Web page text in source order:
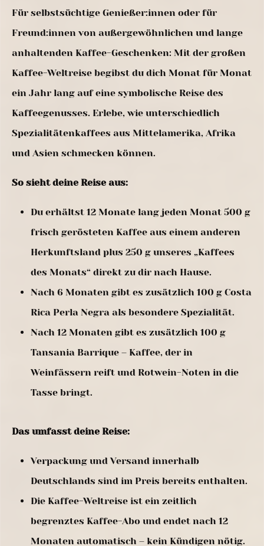
Für selbstsüchtige Genießer:innen oder für
Freund:innen von außergewöhnlichen und lange
anhaltenden Kaffee-Geschenken: Mit der großen
Kaffee-Weltreise begibst du dich Monat für Monat
ein Jahr lang auf eine symbolische Reise des
Kaffeegenusses. Erlebe, wie unterschiedlich
Spezialitätenkaffees aus Mittelamerika, Afrika
und Asien schmecken können.
So sieht deine Reise aus:
Du erhältst 12 Monate lang jeden Monat 500 g
frisch gerösteten Kaffee aus einem anderen
Herkunftsland plus 250 g unseres „Kaffees
des Monats“ direkt zu dir nach Hause.
Nach 6 Monaten gibt es zusätzlich 100 g Costa
Rica Perla Negra als besondere Spezialität.
Nach 12 Monaten gibt es zusätzlich 100 g
Tansania Barrique – Kaffee, der in
Weinfässern reift und Rotwein-Noten in die
Tasse bringt.
Das umfasst deine Reise:
Verpackung und Versand innerhalb
Deutschlands sind im Preis bereits enthalten.
Die Kaffee-Weltreise ist ein zeitlich
begrenztes Kaffee-Abo und endet nach 12
Monaten automatisch – kein Kündigen nötig.